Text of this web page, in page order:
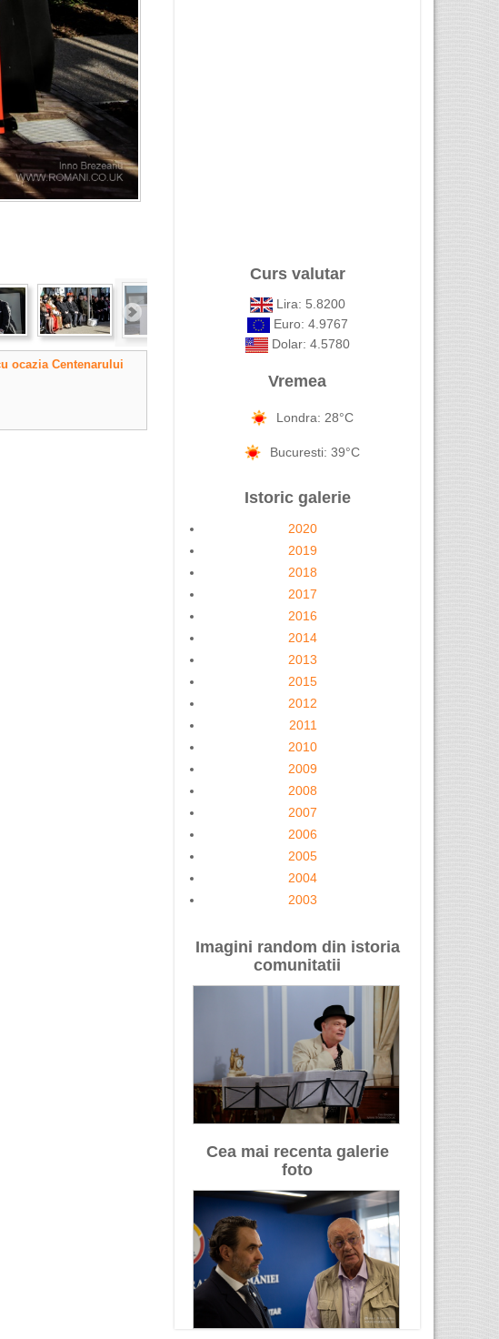
ocazia Centenarului
Curs valutar
Lira: 5.8200
Euro: 4.9767
Dolar: 4.5780
Vremea
Londra: 28°C
Bucuresti: 39°C
Istoric galerie
2020
2019
2018
2017
2016
2014
2013
2015
2012
2011
2010
2009
2008
2007
2006
2005
2004
2003
Imagini random din istoria
comunitatii
Cea mai recenta galerie
foto